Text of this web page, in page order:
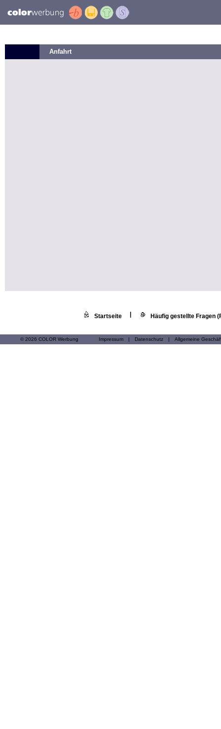
Anfahrt
Startseite Häufig gestellte Fragen
© 2026 COLOR Werbung Impressum | Datenschutz | Allgemeine